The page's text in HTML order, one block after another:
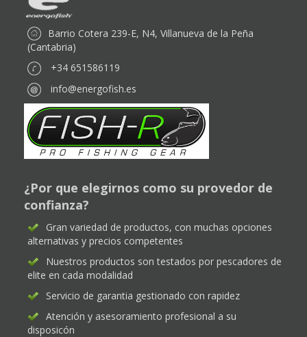
Barrio Cotera 239-E, N4, Villanueva de la Peña
(Cantabria)
+34 651586119
info@energofish.es
¿Por que elegirnos como su provedor de
confianza?
Gran variedad de productos, con muchas opciones
alternativas y precios competentes
Nuestros productos son testados por pescadores de
elite en cada modalidad
Servicio de garantia gestionado con rapidez
Atención y asesoramiento profesional a su
disposicón